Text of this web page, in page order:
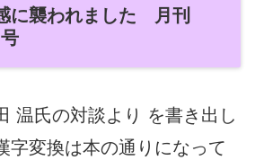
に襲われました 月刊
温氏の対談より を書き出し
字変換は本の通りになって